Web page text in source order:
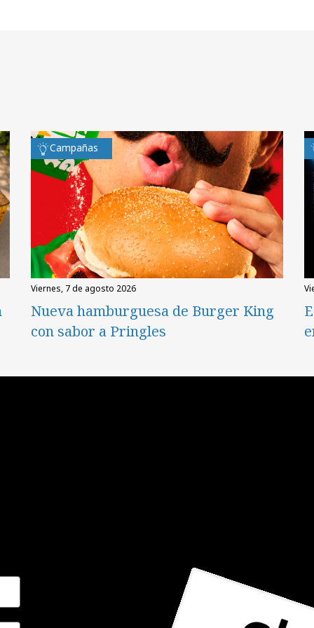
Campañas
viernes, 7 de agosto 2026
Nueva hamburguesa de Burger King
con sabor a Pringles